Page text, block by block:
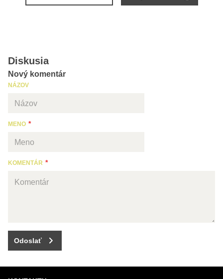
Diskusia
Nový komentár
NÁZOV
MENO
KOMENTÁR
Odoslať